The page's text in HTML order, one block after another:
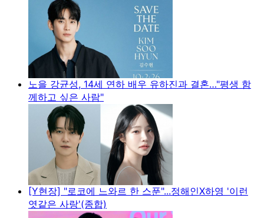
노을 강균성, 14세 연하 배우 유하진과 결혼…"평생 함
께하고 싶은 사람"
[Y현장] "로코에 느와르 한 스푼"...정해인X하영 '이런
엿같은 사랑'(종합)